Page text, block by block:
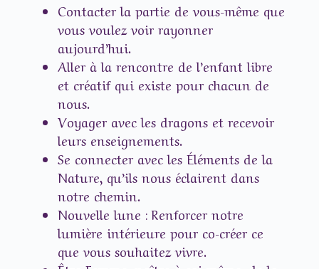
Contacter la partie de vous-même que
vous voulez voir rayonner
aujourd’hui.
Aller à la rencontre de l’enfant libre
et créatif qui existe pour chacun de
nous.
Voyager avec les dragons et recevoir
leurs enseignements.
Se connecter avec les Éléments de la
Nature, qu’ils nous éclairent dans
notre chemin.
Nouvelle lune : Renforcer notre
lumière intérieure pour co-créer ce
que vous souhaitez vivre.